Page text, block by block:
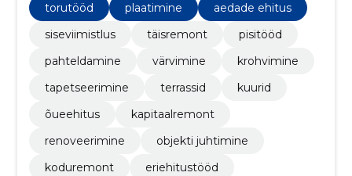
torutööd
plaatimine
aedade ehitus
siseviimistlus
täisremont
pisitööd
pahteldamine
värvimine
krohvimine
tapetseerimine
terrassid
kuurid
õueehitus
kapitaalremont
renoveerimine
objekti juhtimine
koduremont
eriehitustööd